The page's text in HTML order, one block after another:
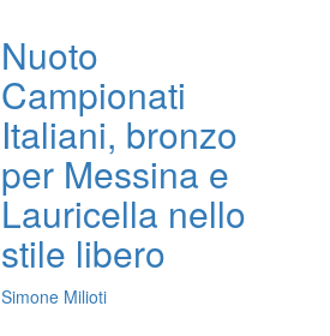
Nuoto
Campionati
Italiani, bronzo
per Messina e
Lauricella nello
stile libero
Simone Milioti